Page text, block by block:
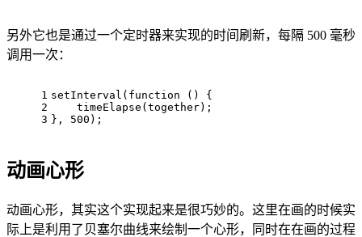
另外它也是通过一个定时器来实现的时间刷新，每隔 500 毫秒
调用一次：
1
2
3
setInterval( function () {
    timeElapse(
together) ;
}, 500 ) ;
动画心形
动画心形，其实这个实现起来是很巧妙的。这里在画的时候实
际上是利用了贝塞尔曲线来绘制一个心形，同时在在画的过程